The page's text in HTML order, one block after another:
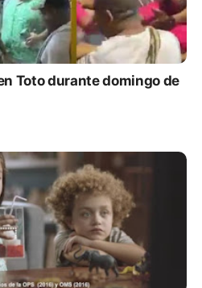
Toto durante domingo de